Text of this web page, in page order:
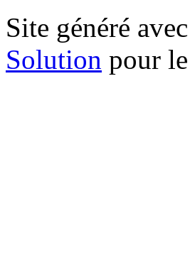
Site généré
Solution pour le